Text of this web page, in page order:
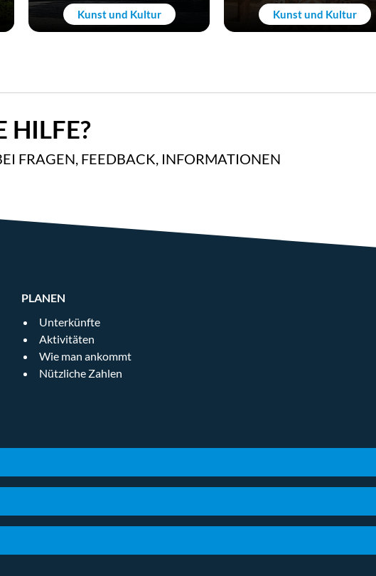
Kunst und Kultur Kunst und Kultur
HILFE?
FRAGEN, FEEDBACK, INFORMATIONEN
PLANEN
Unterkünfte
Aktivitäten
Wie man ankommt
Nützliche Zahlen